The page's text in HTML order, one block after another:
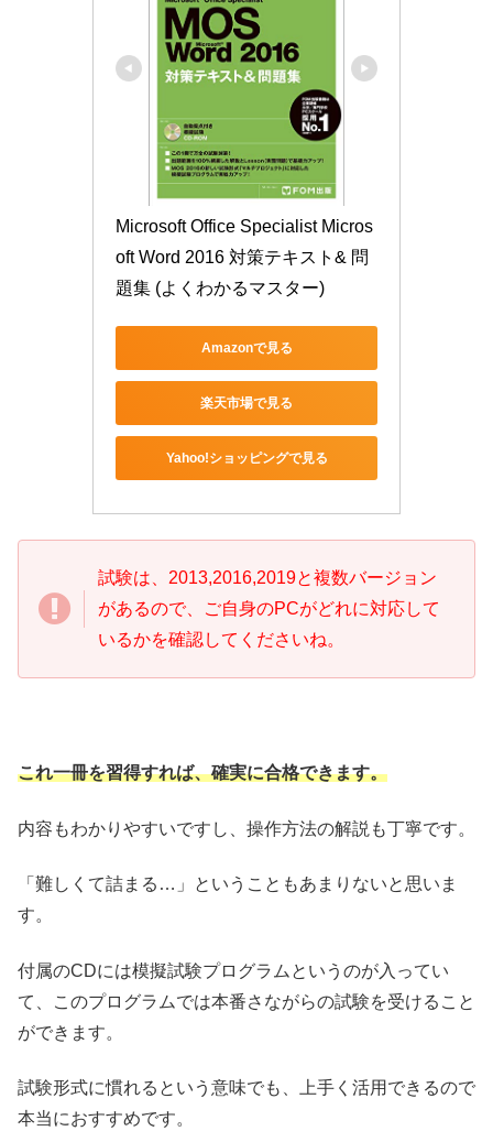
Microsoft Office Specialist Micros
oft Word 2016 対策テキスト& 問
題集 (よくわかるマスター)
Amazonで見る
楽天市場で見る
Yahoo!ショッピングで見る
試験は、2013,2016,2019と複数バージョン
があるので、ご自身のPCがどれに対応して
いるかを確認してくださいね。
これ一冊を習得すれば、確実に合格できます。
内容もわかりやすいですし、操作方法の解説も丁寧です。
「難しくて詰まる…」ということもあまりないと思いま
す。
付属のCDには模擬試験プログラムというのが入ってい
て、このプログラムでは本番さながらの試験を受けること
ができます。
試験形式に慣れるという意味でも、上手く活用できるので
本当におすすめです。